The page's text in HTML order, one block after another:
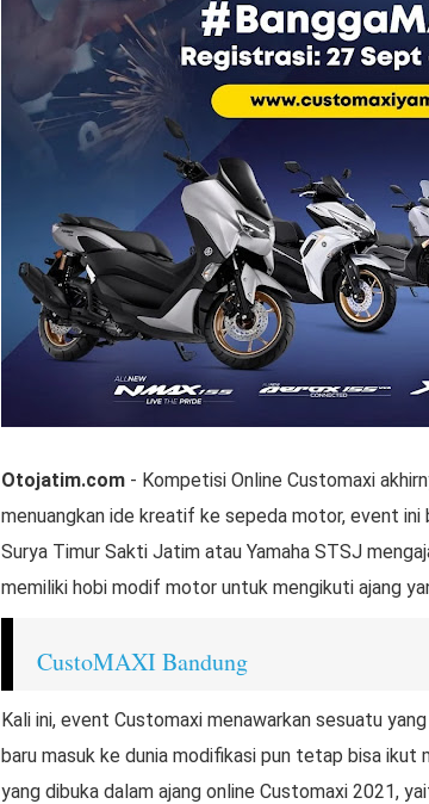
Otojatim.com - Kompetisi Online Customaxi
menuangkan ide kreatif ke sepeda motor, event ini
Surya Timur Sakti Jatim atau Yamaha STSJ
memiliki hobi modif motor untuk mengikuti ajang
CustoMAXI Bandung
Kali ini, event Customaxi menawarkan sesuatu
baru masuk ke dunia modifikasi pun tetap bisa ikut
yang dibuka dalam ajang online Customaxi 2021,